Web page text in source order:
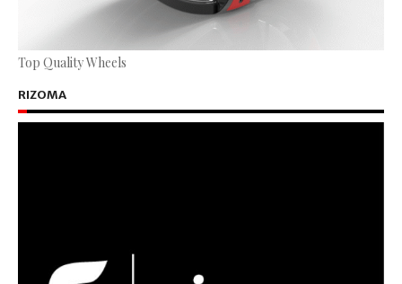
Top Quality Wheels
RIZOMA